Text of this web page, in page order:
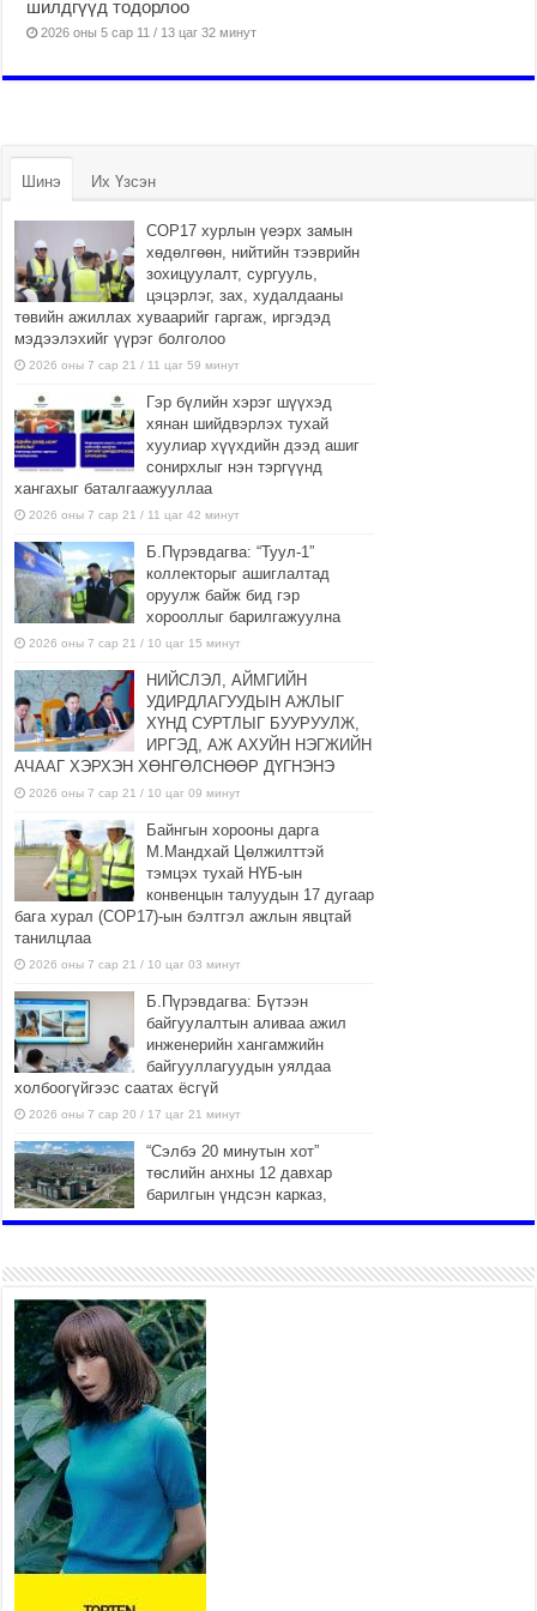
шилдгүүд тодорлоо
2026 оны 5 сар 11 / 13 цаг 32 минут
Шинэ Их Үзсэн
COP17 хурлын үеэрх замын
хөдөлгөөн, нийтийн тээврийн
зохицуулалт, сургууль,
цэцэрлэг, зах, худалдааны
төвийн ажиллах хуваарийг гаргаж, иргэдэд
мэдээлэхийг үүрэг болголоо
2026 оны 7 сар 21 / 11 цаг 59 минут
Гэр бүлийн хэрэг шүүхэд
хянан шийдвэрлэх тухай
хуулиар хүүхдийн дээд ашиг
сонирхлыг нэн тэргүүнд
хангахыг баталгаажууллаа
2026 оны 7 сар 21 / 11 цаг 42 минут
Б.Пүрэвдагва: “Туул-1”
коллекторыг ашиглалтад
оруулж байж бид гэр
хорооллыг барилгажуулна
2026 оны 7 сар 21 / 10 цаг 15 минут
НИЙСЛЭЛ, АЙМГИЙН
УДИРДЛАГУУДЫН АЖЛЫГ
ХҮНД СУРТЛЫГ БУУРУУЛЖ,
ИРГЭД, АЖ АХУЙН НЭГЖИЙН
АЧААГ ХЭРХЭН ХӨНГӨЛСНӨӨР ДҮГНЭНЭ
2026 оны 7 сар 21 / 10 цаг 09 минут
Байнгын хорооны дарга
М.Мандхай Цөлжилттэй
тэмцэх тухай НҮБ-ын
конвенцын талуудын 17 дугаар
бага хурал (СОР17)-ын бэлтгэл ажлын явцтай
танилцлаа
2026 оны 7 сар 21 / 10 цаг 03 минут
Б.Пүрэвдагва: Бүтээн
байгуулалтын аливаа ажил
инженерийн хангамжийн
байгууллагуудын уялдаа
холбоогүйгээс саатах ёсгүй
2026 оны 7 сар 20 / 17 цаг 21 минут
“Сэлбэ 20 минутын хот”
төслийн анхны 12 давхар
барилгын үндсэн карказ,
цутгалтын ажил дууслаа
Мопед, скүүтер, тэдгээртэй
адилтгах үзүүлэлт бүхий
тээврийн хэрэгсэлтэй
холбоотой нийслэлийн засаг
дарга захирамж гаргалаа
2026 оны 7 сар 20 / 17 цаг 11 минут
Төв цэвэрлэх байгууламжид
хоногт дунджаар 3 тонн хатуу
хог хаягдал ирж байна
2026 оны 7 сар 20 / 12 цаг 06 минут
“Эхийн алдар” одонгийн
шаардлагыг хөнгөрүүллээ